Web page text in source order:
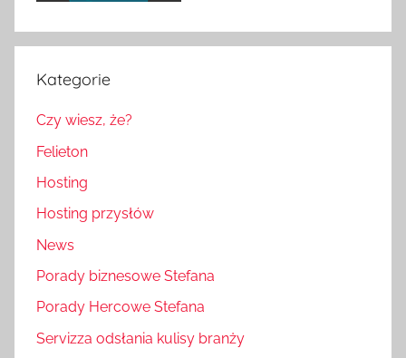
Kategorie
Czy wiesz, że?
Felieton
Hosting
Hosting przysłów
News
Porady biznesowe Stefana
Porady Hercowe Stefana
Servizza odsłania kulisy branży